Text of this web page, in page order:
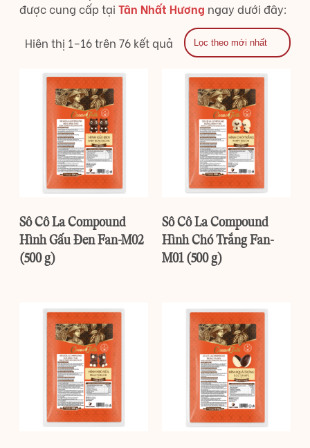
được cung cấp tại Tân Nhất Hương ngay dưới đây:
Hiên thị 1–16 trên 76 kết quả
Sô Cô La Compound
Hình Gấu Đen Fan-M02
(500 g)
Sô Cô La Compound
Hình Chó Trắng Fan-
M01 (500 g)